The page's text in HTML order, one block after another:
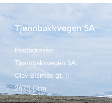
Tjønnbakkvegen SA
Postadresse:
Tjønnbakkvegen SA
Olav Bismos gt. 11
2670 Otta